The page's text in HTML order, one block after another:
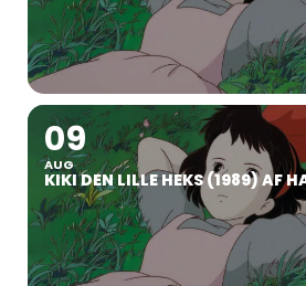
09
AUG
KIKI DEN LILLE HEKS (1989) AF